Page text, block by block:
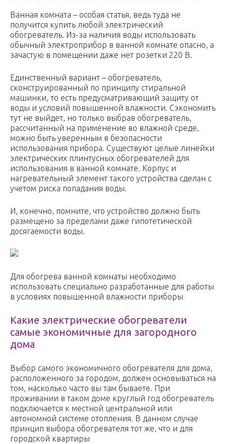
Ванная комната – особая статья, ведь туда не
получится купить любой электрический
обогреватель. Из-за наличия воды использовать
обычный электроприбор в ванной комнате опасно, а
зачастую в помещении даже нет розетки 220 В.
Единственный вариант – обогреватель,
сконструированный по принципу стиральной
машинки, то есть предусматривающий защиту от
воды и условий повышенной влажности. Сэкономить
тут не выйдет, но только выбрав обогреватель,
рассчитанный на применение во влажной среде,
можно быть уверенным в безопасности
использования прибора. Существуют целые линейки
электрических плинтусных обогревателей для
использования в ванной комнате. Корпус и
нагревательный элемент такого устройства сделан с
учетом риска попадания воды.
И, конечно, помните, что устройство должно быть
размещено за пределами даже гипотетической
досягаемости воды.
Для обогрева ванной комнаты необходимо
использовать специально разработанные для работы
в условиях повышенной влажности приборы
Какие электрические обогреватели
самые экономичные для загородного
дома
Выбор самого экономичного обогревателя для дома,
расположенного за городом, должен основываться на
том, насколько часто вы там бываете. При
проживании в таком доме круглый год обогреватель
подключается к местной центральной или
автономной системе отопления. В данном случае
принцип выбора обогревателя тот же, что и для
городской квартиры